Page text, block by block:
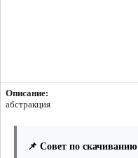
Описание:
абстракция
📌 Совет по скачиванию